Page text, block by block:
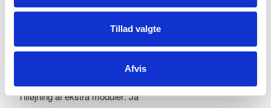
Tillad valgte
Afvis
Tilføjning af ekstra moduler: Ja